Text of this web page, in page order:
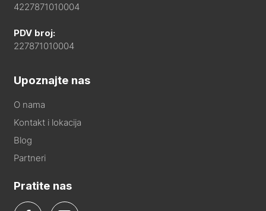
4227871010004
PDV broj:
227871010004
Upoznajte nas
O nama
Kontakt i lokacija
Blog
Partneri
Pratite nas